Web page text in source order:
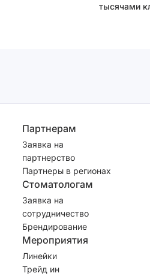
тысячами
Партнерам
Заявка на
партнерство
Партнеры в регионах
Стоматологам
Заявка на
сотрудничество
Брендирование
Мероприятия
Линейки
Трейд ин